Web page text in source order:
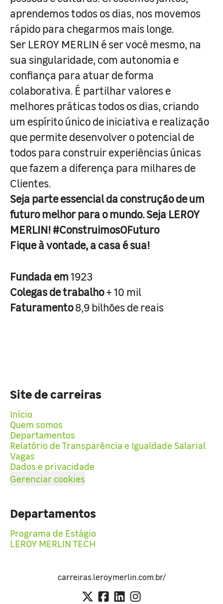
aprendemos todos os dias, nos movemos
rápido para chegarmos mais longe.
Ser LEROY MERLIN é ser você mesmo, na
sua singularidade, com autonomia e
confiança para atuar de forma
colaborativa. É partilhar valores e
melhores práticas todos os dias, criando
um espírito único de iniciativa e realização
que permite desenvolver o potencial de
todos para construir experiências únicas
que fazem a diferença para milhares de
Clientes.
Seja parte essencial da construção de um
futuro melhor para o mundo. Seja LEROY
MERLIN! #ConstruimosOFuturo
Fique à vontade, a casa é sua!
Fundada em1923
Colegas de trabalho+ 10 mil
Faturamento8,9 bilhões de reais
Site de carreiras
Início
Quem somos
Departamentos
Relatório de Transparência e Igualdade Salarial
Vagas
Dados e privacidade
Gerenciar cookies
Departamentos
Programa de Estágio
LEROY MERLIN TECH
carreiras.leroymerlin.com.br/